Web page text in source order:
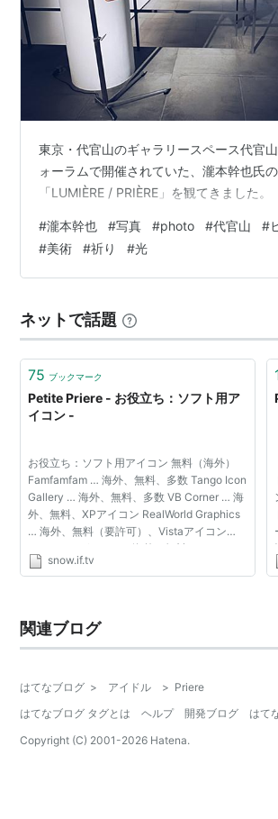
1991年1月15日生生まれ。佐賀県出
水落日加里 （みずおちひかり）
1990年8月3日生まれ。福岡県出身。
（はたあやな）
1990年11月20日生まれ。福岡県出身
江上椎奈 （えがみしいな）
1990年8月15日生まれ。福岡県出身
シングル
2003/04/23 - 『Heartbeat』(
(ASIN:B00009SEWE
(ASIN:B0000ZP636
アルバム
2004/02/25 - 『on your mark』
(ASIN:B00016ZQ0C)
東京・代官山のギャラリースペース代官
ォーラムで開催されていた、瀧本幹也氏
「LUMIÈRE / PRIÈRE」を観てきました。
#瀧本幹也 #写真 #photo #代官山 #
#美術 #祈り #光
ネットで話題
75 ブックマーク
Petite Priere - お役立ち：ソフト用ア
イコン -
お役立ち：ソフト用アイコン 無料（海外）
Famfamfam … 海外、無料、多数 Tango Icon
Gallery … 海外、無料、多数 VB Corner … 海
外、無料、XPアイコン RealWorld Graphics
… 海外、無料（要許可）、Vistaアイコン
Rimrock Software … 海外、無料
graphicPUSH … 海外、無料 無料（国内）
snow.if.tv
関連ブログ
はてなブログ > アイドル > Priere
はてなブログ タグとは
ヘルプ 開発ブログ
はて
Copyright (C) 2001-2026 Hatena.